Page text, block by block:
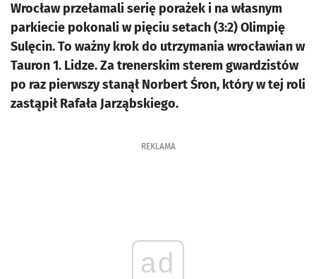
Wrocław przełamali serię porażek i na własnym
parkiecie pokonali w pięciu setach (3:2) Olimpię
Sulęcin. To ważny krok do utrzymania wrocławian w
Tauron 1. Lidze. Za trenerskim sterem gwardzistów
po raz pierwszy stanął Norbert Śron, który w tej roli
zastąpił Rafała Jarząbskiego.
REKLAMA
ad